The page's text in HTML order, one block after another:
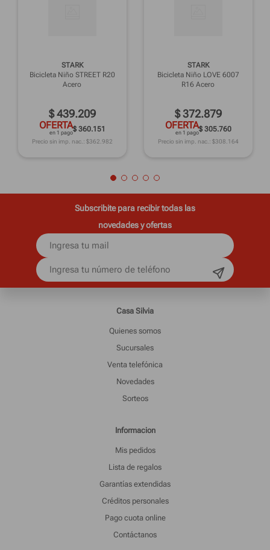
STARK
Bicicleta Niño STREET R20
Acero
$ 439.209
OFERTA
en 1 pago$ 360.151
Precio sin imp. nac.: $362.982
STARK
Bicicleta Niño LOVE 6007
R16 Acero
$ 372.879
OFERTA
en 1 pago$ 305.760
Precio sin imp. nac.: $308.164
Subscribite para recibir todas las
novedades y ofertas
Casa Silvia
Quienes somos
Sucursales
Venta telefónica
Novedades
Sorteos
Informacion
Mis pedidos
Lista de regalos
Garantías extendidas
Créditos personales
Pago cuota online
Contáctanos